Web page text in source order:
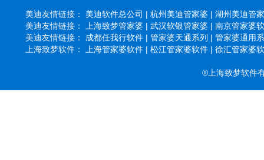
美迪友情链接： 美迪软件总公司 | 杭州美迪管家婆 | 湖州美迪管
美迪友情链接：
上海致梦管家婆 | 武汉软银管家婆 | 南京管家婆
美迪友情链接： 成都任我行软件 | 管家婆天通系列 | 管家婆通用
上海致梦软件：
上海管家婆软件 | 松江管家婆软件 | 徐汇管家婆
®上海致梦软件